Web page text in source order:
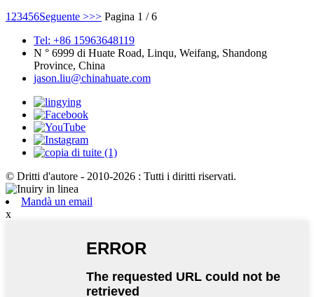
1 23456Seguente >>> Pagina 1 / 6
Tel: +86 15963648119
N ° 6999 di Huate Road, Linqu, Weifang, Shandong
Province, China
jason.liu@chinahuate.com
© Dritti d'autore - 2010-2026 : Tutti i diritti riservati.
Mandà un email
x